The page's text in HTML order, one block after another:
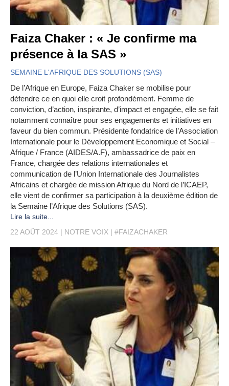
Faiza Chaker : « Je confirme ma
présence à la SAS »
SEMAINE L'AFRIQUE DES SOLUTIONS (SAS)
De l’Afrique en Europe, Faiza Chaker se mobilise pour
défendre ce en quoi elle croit profondément. Femme de
conviction, d’action, inspirante, d’impact et engagée, elle se fait
notamment connaître pour ses engagements et initiatives en
faveur du bien commun. Présidente fondatrice de l’Association
Internationale pour le Développement Economique et Social –
Afrique / France (AIDES/A.F), ambassadrice de paix en
France, chargée des relations internationales et
communication de l’Union Internationale des Journalistes
Africains et chargée de mission Afrique du Nord de l’ICAEP,
elle vient de confirmer sa participation à la deuxième édition de
la Semaine l’Afrique des Solutions (SAS).
Lire la suite...
22 AOÛT 2024
NOTRE VOIX #FAIZACHAKER